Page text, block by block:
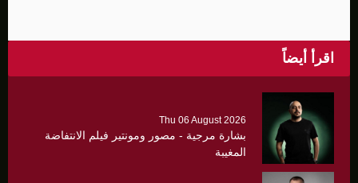
اقرأ أيضاً
Thu 06 August 2026
بشارة مرجية - مصور ومونتير فيلم الانتفاضة
المغيبة